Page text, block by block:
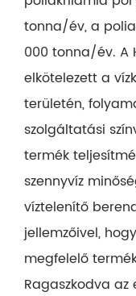
tonna/év, a
000 tonna/év. A
elkötelezett a
területén,
szolgáltatási
termék
szennyvíz
víztelenítő
jellemzőivel,
megfelelő
Ragaszkodva